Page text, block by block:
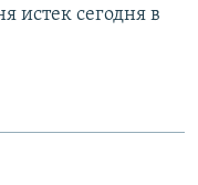
истек сегодня в